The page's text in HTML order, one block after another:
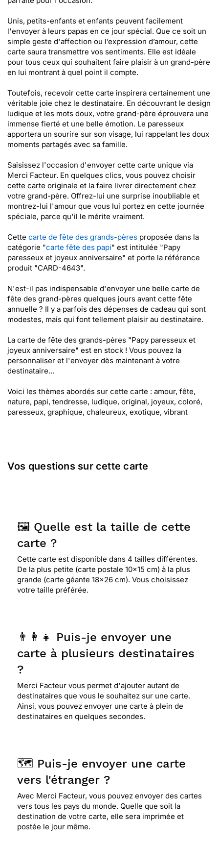
Unis, petits-enfants et enfants peuvent facilement
l'envoyer à leurs papas en ce jour spécial. Que ce soit un
simple geste d'affection ou l’expression d’amour, cette
carte saura transmettre vos sentiments. Elle est idéale
pour tous ceux qui souhaitent faire plaisir à un grand-père
en lui montrant à quel point il compte.
Toutefois, recevoir cette carte inspirera certainement une
véritable joie chez le destinataire. En découvrant le design
ludique et les mots doux, votre grand-père éprouvera une
immense fierté et une belle émotion. Le paresseux
apportera un sourire sur son visage, lui rappelant les doux
moments partagés avec sa famille.
Saisissez l'occasion d'envoyer cette carte unique via
Merci Facteur. En quelques clics, vous pouvez choisir
cette carte originale et la faire livrer directement chez
votre grand-père. Offrez-lui une surprise inoubliable et
montrez-lui l'amour que vous lui portez en cette journée
spéciale, parce qu'il le mérite vraiment.
Cette carte de fête des grands-pères proposée dans la
catégorie "carte fête des papi" est intitulée "Papy
paresseux et joyeux anniversaire" et porte la référence
produit "CARD-4643".
N'est-il pas indispensable d'envoyer une belle carte de
fête des grand-pères quelques jours avant cette fête
annuelle ? Il y a parfois des dépenses de cadeau qui sont
modestes, mais qui font tellement plaisir au destinataire.
La carte de fête des grands-pères "Papy paresseux et
joyeux anniversaire" est en stock ! Vous pouvez la
personnaliser et l'envoyer dès maintenant à votre
destinataire...
Voici les thèmes abordés sur cette carte : amour, fête,
nature, papi, tendresse, ludique, original, joyeux, coloré,
paresseux, graphique, chaleureux, exotique, vibrant
Vos questions sur cette carte
🖼️ Quelle est la taille de cette
carte ?
Cette carte est disponible dans 4 tailles différentes.
De la plus petite (carte postale 10x15 cm) à la plus
grande (carte géante 18x26 cm). Vous choisissez
votre taille préférée.
👨‍👩‍👧 Puis-je envoyer une
carte à plusieurs destinataires
?
Merci Facteur vous permet d'ajouter autant de
destinataires que vous le souhaitez sur une carte.
Ainsi, vous pouvez envoyer une carte à plein de
destinataires en quelques secondes.
🗺️ Puis-je envoyer une carte
vers l'étranger ?
Avec Merci Facteur, vous pouvez envoyer des cartes
vers tous les pays du monde. Quelle que soit la
destination de votre carte, elle sera imprimée et
postée le jour même.